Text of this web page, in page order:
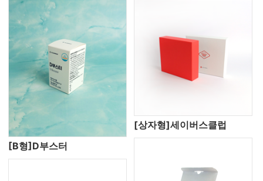
[B형]D부스터
[상자형]세이버스클럽